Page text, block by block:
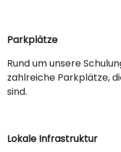
Parkplätze
Rund um unsere
zahlreiche Parkplätze,
sind.
Lokale Infrastruktur